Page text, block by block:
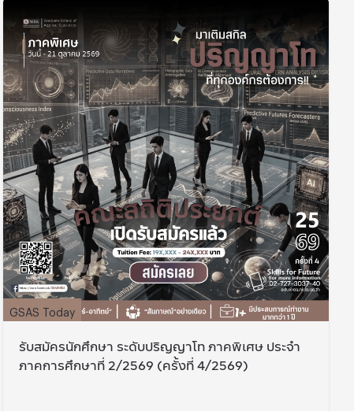
GSAS Today
รับสมัครนักศึกษา ระดับปริญญาโท ภาคพิเศษ ประจำ
ภาคการศึกษาที่ 2/2569 (ครั้งที่ 4/2569)